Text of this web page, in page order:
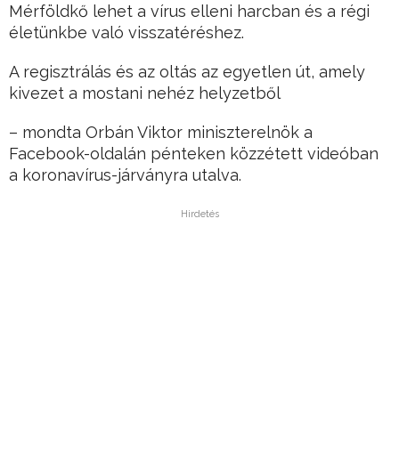
Mérföldkő lehet a vírus elleni harcban és a régi
életünkbe való visszatéréshez.
A regisztrálás és az oltás az egyetlen út, amely
kivezet a mostani nehéz helyzetből
– mondta Orbán Viktor miniszterelnök a
Facebook-oldalán pénteken közzétett videóban
a koronavírus-járványra utalva.
Hirdetés